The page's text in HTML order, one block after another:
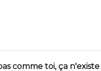
comme toi, ça n'existe